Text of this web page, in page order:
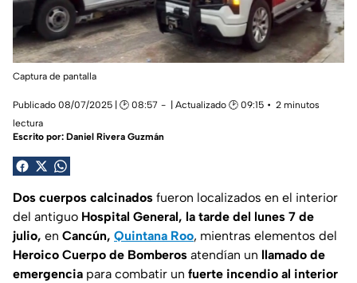
Captura de pantalla
Publicado 08/07/2025 | 🕑 08:57 | Actualizado 🕑 09:15
2 minutos
lectura
Escrito por: Daniel Rivera Guzmán
Dos cuerpos calcinados fueron localizados en el interior
del antiguo Hospital General, la tarde del lunes 7 de
julio, en Cancún, Quintana Roo, mientras elementos del
Heroico Cuerpo de Bomberos atendían un llamado de
emergencia para combatir un fuerte incendio al interior